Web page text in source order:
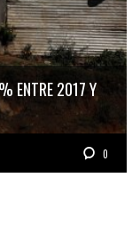
ENTRE 2017 Y
0